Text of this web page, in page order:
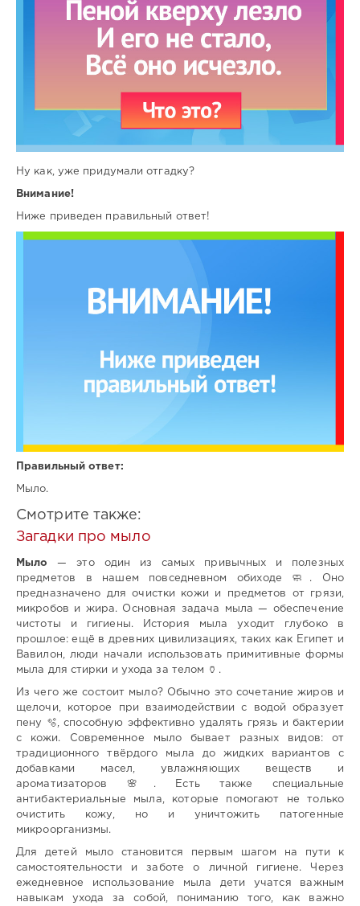
Ну как, уже придумали отгадку?
Внимание!
Ниже приведен правильный ответ!
Правильный ответ:
Мыло.
Смотрите также:
Загадки про мыло
Мыло
— это один из самых привычных и полезных
предметов в нашем повседневном обиходе 🧼. Оно
предназначено для очистки кожи и предметов от грязи,
микробов и жира. Основная задача мыла — обеспечение
чистоты и гигиены. История мыла уходит глубоко в
прошлое: ещё в древних цивилизациях, таких как Египет и
Вавилон, люди начали использовать примитивные формы
мыла для стирки и ухода за телом 🏺.
Из чего же состоит мыло? Обычно это сочетание жиров и
щелочи, которое при взаимодействии с водой образует
пену 🫧, способную эффективно удалять грязь и бактерии
с кожи. Современное мыло бывает разных видов: от
традиционного твёрдого мыла до жидких вариантов с
добавками масел, увлажняющих веществ и
ароматизаторов 🌸. Есть также специальные
антибактериальные мыла, которые помогают не только
очистить кожу, но и уничтожить патогенные
микроорганизмы.
Для детей мыло становится первым шагом на пути к
самостоятельности и заботе о личной гигиене. Через
ежедневное использование мыла дети учатся важным
навыкам ухода за собой, пониманию того, как важно